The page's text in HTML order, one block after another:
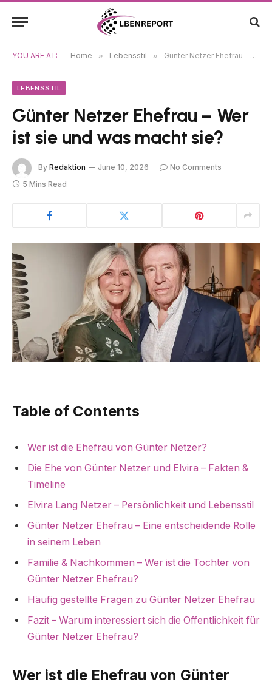
YOU ARE AT: Home » Lebensstil » Günter Netzer Ehefrau – Wer ist sie und was macht sie?
LEBENSSTIL
Günter Netzer Ehefrau – Wer
ist sie und was macht sie?
By Redaktion June 10, 2026
No Comments
5 Mins Read
Table of Contents
Wer ist die Ehefrau von Günter Netzer?
Die Ehe von Günter Netzer und Elvira – Fakten &
Timeline
Elvira Lang Netzer – Persönlichkeit und Lebensstil
Günter Netzer Ehefrau – Eine entscheidende Rolle
in seinem Leben
Familie & Nachkommen – Wer ist die Tochter von
Günter Netzer Ehefrau?
Häufig gestellte Fragen zu Günter Netzer Ehefrau
Fazit – Warum interessiert sich die Öffentlichkeit für
Günter Netzer Ehefrau?
Wer ist die Ehefrau von Günter